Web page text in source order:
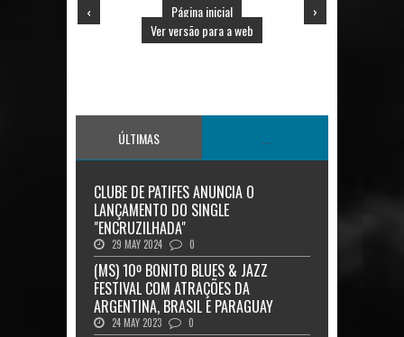
‹ ›
Página inicial
Ver versão para a web
ÚLTIMAS
CLUBE DE PATIFES ANUNCIA O
LANÇAMENTO DO SINGLE
"ENCRUZILHADA"
29 MAY 2024 0
(MS) 10º BONITO BLUES & JAZZ
FESTIVAL COM ATRAÇÕES DA
ARGENTINA, BRASIL E PARAGUAY
24 MAY 2023 0